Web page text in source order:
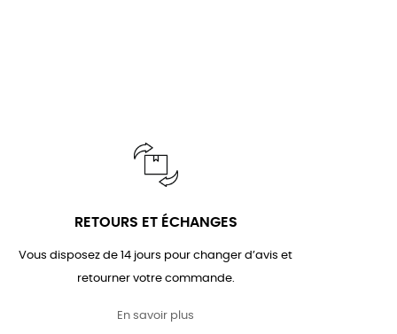
RETOURS ET ÉCHANGES
Vous disposez de 14 jours pour changer d’avis et
retourner votre commande.
En savoir plus